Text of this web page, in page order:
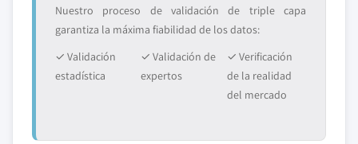
Nuestro proceso de validación de triple capa
garantiza la máxima fiabilidad de los datos:
✓ Validación
estadística
✓ Validación de
expertos
✓ Verificación
de la realidad
del mercado